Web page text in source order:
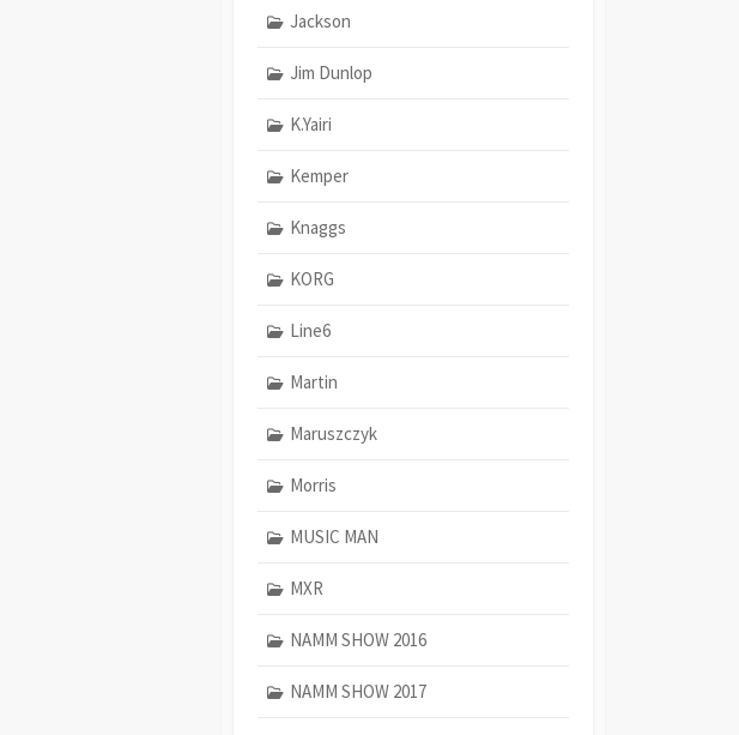
Jackson
Jim Dunlop
K.Yairi
Kemper
Knaggs
KORG
Line6
Martin
Maruszczyk
Morris
MUSIC MAN
MXR
NAMM SHOW 2016
NAMM SHOW 2017